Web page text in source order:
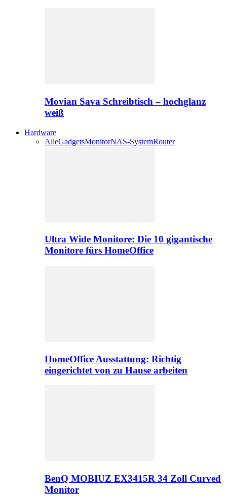
Movian Sava Schreibtisch – hochglanz
weiß
Hardware
AlleGadgetsMonitorNAS-SystemRouter
Ultra Wide Monitore: Die 10 gigantische
Monitore fürs HomeOffice
HomeOffice Ausstattung: Richtig
eingerichtet von zu Hause arbeiten
BenQ MOBIUZ EX3415R 34 Zoll Curved
Monitor